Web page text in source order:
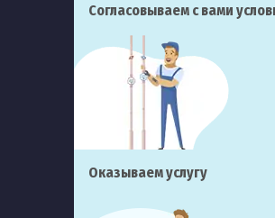
Согласовываем с вами
Оказываем услугу